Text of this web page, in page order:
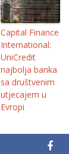
Capital Finance
International:
UniCredit
najbolja banka
sa društvenim
utjecajem u
Evropi